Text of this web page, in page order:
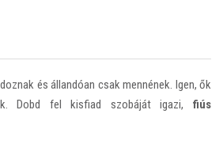
és állandóan csak mennének. Igen, ők
Dobd fel kisfiad szobáját igazi, fiús